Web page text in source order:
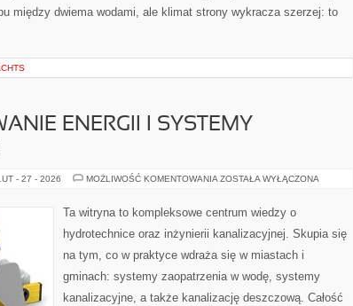
między dwiema wodami, ale klimat strony wykracza szerzej: to
ENERGII I SYSTEMY
- 27 - 2026 MOŻLIWOŚĆ KOMENTOWANIA MAGAZYNOWANIE
SYSTEMY
HYBRYDOWE
ZOSTAŁA WYŁĄCZONA
Ta witryna to kompleksowe centrum wiedzy o
hydrotechnice oraz inżynierii kanalizacyjnej. Skupia się
na tym, co w praktyce wdraża się w miastach i
gminach: systemy zaopatrzenia w wodę, systemy
kanalizacyjne, a także kanalizację deszczową. Całość